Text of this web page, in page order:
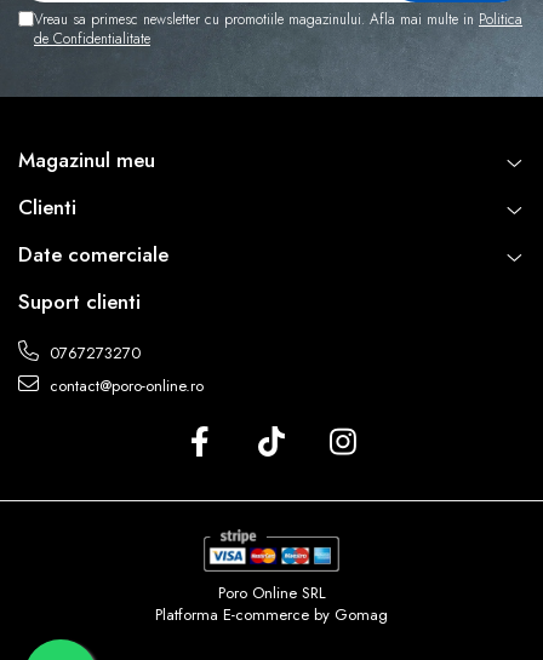
Vreau sa primesc newsletter cu promotiile magazinului. Afla mai multe in Politica
de Confidentialitate
Magazinul meu
Clienti
Date comerciale
Suport clienti
0767273270
contact@poro-online.ro
Poro Online SRL
Platforma E-commerce by Gomag